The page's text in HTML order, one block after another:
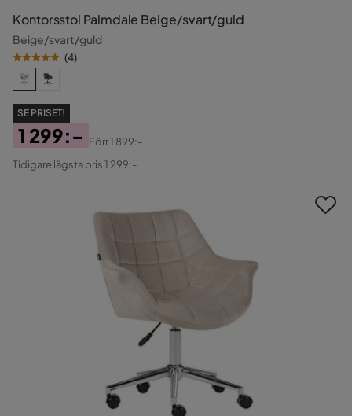
Kontorsstol Palmdale Beige/svart/guld
Beige/svart/guld
(4)
SE PRISET!
Pris
1 299:-
Original
Förr1 899:-
Tidigare lägsta pris 1 299:-